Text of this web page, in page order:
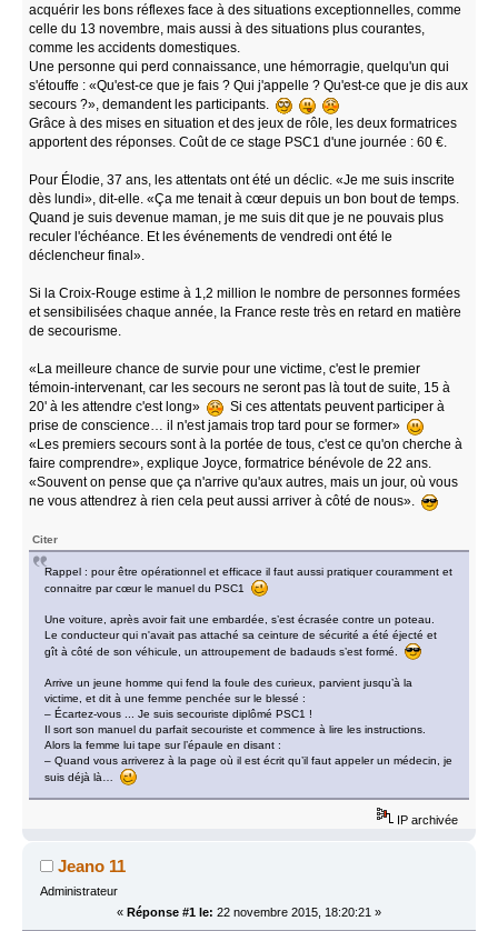
acquérir les bons réflexes face à des situations exceptionnelles, comme
celle du 13 novembre, mais aussi à des situations plus courantes,
comme les accidents domestiques.
Une personne qui perd connaissance, une hémorragie, quelqu'un qui
s'étouffe : «Qu'est-ce que je fais ? Qui j'appelle ? Qu'est-ce que je dis aux
secours ?», demandent les participants.
Grâce à des mises en situation et des jeux de rôle, les deux formatrices
apportent des réponses. Coût de ce stage PSC1 d'une journée : 60 €.
Pour Élodie, 37 ans, les attentats ont été un déclic. «Je me suis inscrite
dès lundi», dit-elle. «Ça me tenait à cœur depuis un bon bout de temps.
Quand je suis devenue maman, je me suis dit que je ne pouvais plus
reculer l'échéance. Et les événements de vendredi ont été le
déclencheur final».
Si la Croix-Rouge estime à 1,2 million le nombre de personnes formées
et sensibilisées chaque année, la France reste très en retard en matière
de secourisme.
«La meilleure chance de survie pour une victime, c'est le premier
témoin-intervenant, car les secours ne seront pas là tout de suite, 15 à
20' à les attendre c'est long»
Si ces attentats peuvent participer à
prise de conscience… il n'est jamais trop tard pour se former»
«Les premiers secours sont à la portée de tous, c'est ce qu'on cherche à
faire comprendre», explique Joyce, formatrice bénévole de 22 ans.
«Souvent on pense que ça n'arrive qu'aux autres, mais un jour, où vous
ne vous attendrez à rien cela peut aussi arriver à côté de nous».
Citer
Rappel : pour être opérationnel et efficace il faut aussi pratiquer couramment et
connaitre par cœur le manuel du PSC1
Une voiture, après avoir fait une embardée, s’est écrasée contre un poteau.
Le conducteur qui n'avait pas attaché sa ceinture de sécurité a été éjecté et
gît à côté de son véhicule, un attroupement de badauds s’est formé.
Arrive un jeune homme qui fend la foule des curieux, parvient jusqu’à la
victime, et dit à une femme penchée sur le blessé :
– Écartez-vous ... Je suis secouriste diplômé PSC1 !
Il sort son manuel du parfait secouriste et commence à lire les instructions.
Alors la femme lui tape sur l’épaule en disant :
– Quand vous arriverez à la page où il est écrit qu’il faut appeler un médecin, je
suis déjà là…
IP archivée
Jeano 11
Administrateur
« Réponse #1 le: 22 novembre 2015, 18:20:21 »